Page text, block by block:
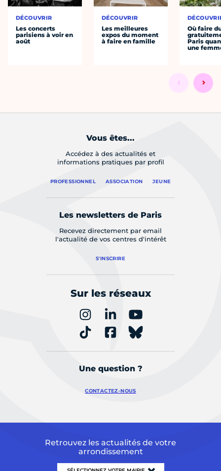
DÉCOUVRIR
Les concerts
parisiens à voir en
août
DÉCOUVRIR
Les meilleures
expos du moment
à faire en famille
Où faire
Paris
une
Vous êtes...
Accédez à des actualités et
informations pratiques par profil
PROFESSIONNEL ASSOCIATION JEUNE
Les newsletters de Paris
Recevez directement par email
l'actualité de vos centres d'intérêt
S'INSCRIRE
Sur les réseaux
Une question ?
CONTACTEZ-NOUS
Retrouvez les actualités de votre
arrondissement